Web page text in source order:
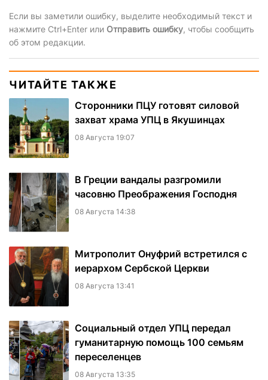
Если вы заметили ошибку, выделите необходимый текст и
нажмите Ctrl+Enter или Отправить ошибку, чтобы сообщить
об этом редакции.
ЧИТАЙТЕ ТАКЖЕ
Сторонники ПЦУ готовят силовой
захват храма УПЦ в Якушинцах
08 Августа 19:07
В Греции вандалы разгромили
часовню Преображения Господня
08 Августа 14:38
Митрополит Онуфрий встретился с
иерархом Сербской Церкви
08 Августа 13:41
Социальный отдел УПЦ передал
гуманитарную помощь 100 семьям
переселенцев
08 Августа 13:35